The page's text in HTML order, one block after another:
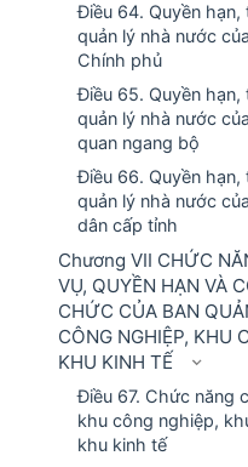
Điều 64. Quyền hạn,
quản lý nhà nước
Chính phủ
Điều 65. Quyền hạn,
quản lý nhà nước
quan ngang bộ
Điều 66. Quyền hạn,
quản lý nhà nước
dân cấp tỉnh
Chương VII CHỨC
VỤ, QUYỀN HẠN VÀ
CHỨC CỦA BAN
CÔNG NGHIỆP, KHU
KHU KINH TẾ
Điều 67. Chức năng
khu công nghiệp,
khu kinh tế